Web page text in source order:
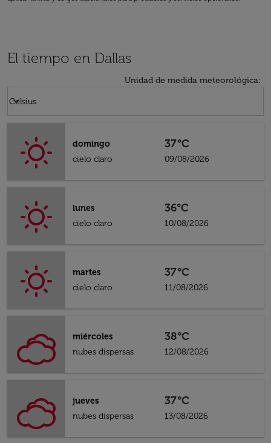
El tiempo en Dallas
Unidad de medida meteorológica:
Celsius
keyboard_arrow_down
domingo
cielo claro
37°C
09/08/2026
lunes
cielo claro
36°C
10/08/2026
martes
cielo claro
37°C
11/08/2026
miércoles
nubes dispersas
38°C
12/08/2026
jueves
nubes dispersas
37°C
13/08/2026